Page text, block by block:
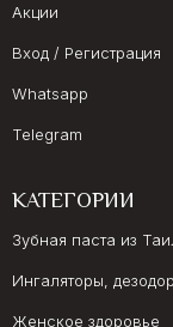
Акции
Вход / Регистрация
Whatsapp
Telegram
КАТЕГОРИИ
Зубная паста из
Ингаляторы,
Женское здоровье